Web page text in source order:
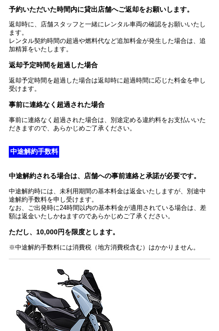
予約いただいた時間内に貸出店舗へご返却をお願いします。
返却時に、店舗スタッフと一緒にレンタル車両の確認をお願いいたし
ます。
レンタル契約時間の超過や燃料代など追加料金が発生した場合は、追
加精算をいたします。
返却予定時間を超過した場合
返却予定時間を超過した場合は返却時に超過時間に応じた料金を申し
受けます。
事前に連絡なく超過された場合
事前に連絡なく超過された場合は、別途定める違約料をお支払いいた
だきますので、あらかじめご了承ください。
中途解約手数料
中途解約される場合は、店舗への事前連絡と承諾が必要です。
中途解約時には、未利用期間の基本料金は返金いたしますが、別途中
途解約手数料を申し受けます。
なお、ご出発時に24時間以内の基本料金が適用されている場合は、差
額は返金いたしかねますのであらかじめご了承ください。
ただし、10,000円を限度とします。
※中途解約手数料には消費税（地方消費税含む）はかかりません。